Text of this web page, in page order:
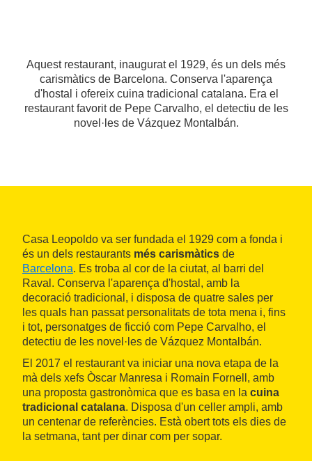
Aquest restaurant, inaugurat el 1929, és un dels més
carismàtics de Barcelona. Conserva l'aparença
d'hostal i ofereix cuina tradicional catalana. Era el
restaurant favorit de Pepe Carvalho, el detectiu de les
novel·les de Vázquez Montalbán.
Casa Leopoldo va ser fundada el 1929 com a fonda i
és un dels restaurants més carismàtics de
Barcelona. Es troba al cor de la ciutat, al barri del
Raval. Conserva l'aparença d'hostal, amb la
decoració tradicional, i disposa de quatre sales per
les quals han passat personalitats de tota mena i, fins
i tot, personatges de ficció com Pepe Carvalho, el
detectiu de les novel·les de Vázquez Montalbán.
El 2017 el restaurant va iniciar una nova etapa de la
mà dels xefs Òscar Manresa i Romain Fornell, amb
una proposta gastronòmica que es basa en la cuina
tradicional catalana. Disposa d'un celler ampli, amb
un centenar de referències. Està obert tots els dies de
la setmana, tant per dinar com per sopar.